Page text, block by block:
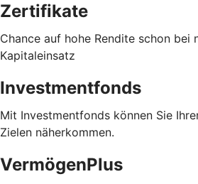
Zertifikate
Chance auf hohe Rendite schon bei
Kapitaleinsatz
Investmentfonds
Mit Investmentfonds können Sie
Zielen näherkommen.
VermögenPlus